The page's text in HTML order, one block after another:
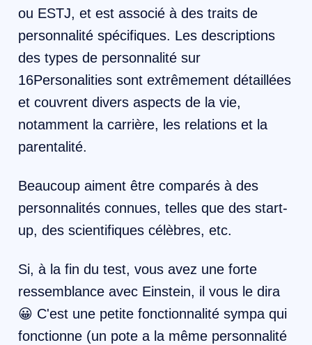
ou ESTJ, et est associé à des traits de
personnalité spécifiques. Les descriptions
des types de personnalité sur
16Personalities sont extrêmement détaillées
et couvrent divers aspects de la vie,
notamment la carrière, les relations et la
parentalité.
Beaucoup aiment être comparés à des
personnalités connues, telles que des start-
up, des scientifiques célèbres, etc.
Si, à la fin du test, vous avez une forte
ressemblance avec Einstein, il vous le dira
😀 C'est une petite fonctionnalité sympa qui
fonctionne (un pote a la même personnalité